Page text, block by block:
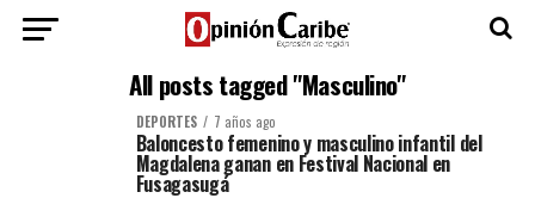
All posts tagged "Masculino"
DEPORTES 7 años ago
Baloncesto femenino y masculino infantil del
Magdalena ganan en Festival Nacional en
Fusagasugá